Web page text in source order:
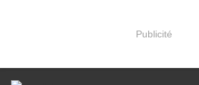
Publicité